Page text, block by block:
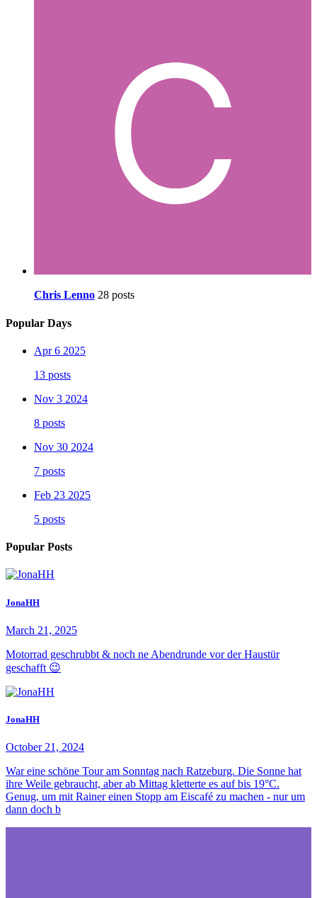
Chris Lenno 28 posts
Popular Days
Apr 6 2025
13 posts
Nov 3 2024
8 posts
Nov 30 2024
7 posts
Feb 23 2025
5 posts
Popular Posts
JonaHH
March 21, 2025
Motorrad geschrubbt & noch ne Abendrunde vor der Haustür
geschafft 😉
JonaHH
October 21, 2024
War eine schöne Tour am Sonntag nach Ratzeburg. Die Sonne hat
ihre Weile gebraucht, aber ab Mittag kletterte es auf bis 19°C.
Genug, um mit Rainer einen Stopp am Eiscafé zu machen - nur um
dann doch b